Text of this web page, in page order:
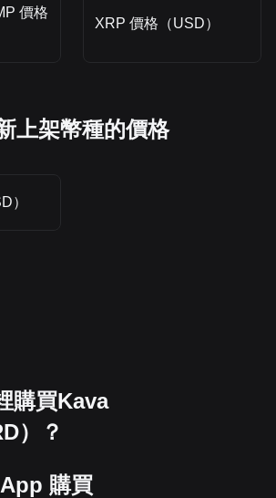
價格
XRP 價格（USD）
上架幣種的價格
）
購買Kava
）？
購買